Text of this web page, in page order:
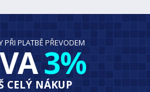
PŘI PLATBĚ PŘEVODEM
3%
CELÝ NÁKUP